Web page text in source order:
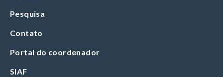
Pesquisa
Contato
Portal do coordenador
SIAF